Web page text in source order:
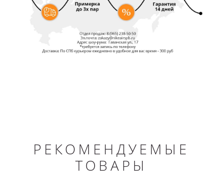
РЕКОМЕНДУЕМЫЕ
ТОВАРЫ